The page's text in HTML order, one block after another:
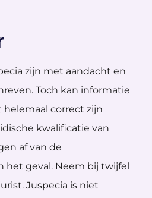
zijn met aandacht en
Toch kan informatie
correct zijn
kwalificatie van
af van de
het geval. Neem bij twijfel
Juspecia is niet